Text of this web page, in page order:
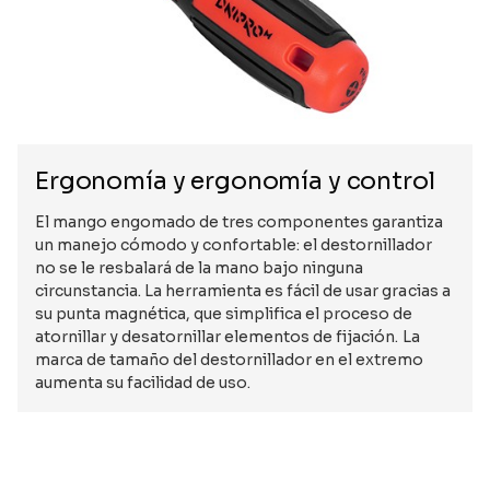
Ergonomía y ergonomía y control
El mango engomado de tres componentes garantiza
un manejo cómodo y confortable: el destornillador
no se le resbalará de la mano bajo ninguna
circunstancia. La herramienta es fácil de usar gracias a
su punta magnética, que simplifica el proceso de
atornillar y desatornillar elementos de fijación. La
marca de tamaño del destornillador en el extremo
aumenta su facilidad de uso.